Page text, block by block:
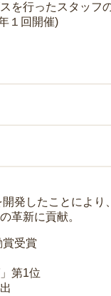
を行ったスタッ
１回開催)
発したことによ
革新に貢献。
受賞
第1位